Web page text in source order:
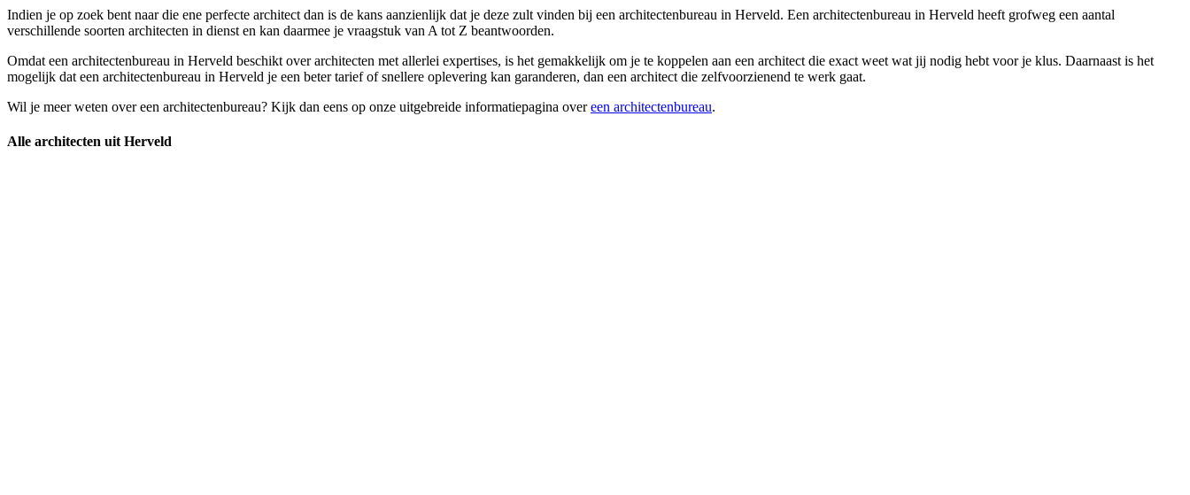
Indien je op zoek bent naar die ene perfecte architect dan is de kans aanzienlijk dat je deze zult vinden bij een architectenbureau in Herveld. Een architectenbureau in Herveld heeft grofweg een aantal
verschillende soorten architecten in dienst en kan daarmee je vraagstuk van A tot Z beantwoorden.
Omdat een architectenbureau in Herveld beschikt over architecten met allerlei expertises, is het gemakkelijk om je te koppelen aan een architect die exact weet wat jij nodig hebt voor je klus. Daarnaast is het
mogelijk dat een architectenbureau in Herveld je een beter tarief of snellere oplevering kan garanderen, dan een architect die zelfvoorzienend te werk gaat.
Wil je meer weten over een architectenbureau? Kijk dan eens op onze uitgebreide informatiepagina overeen architectenbureau.
Alle architecten uit Herveld